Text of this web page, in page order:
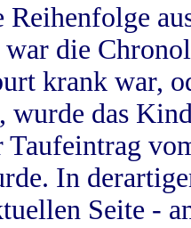
war die
krank war,
wurde das
Taufeintrag
In
Seite -